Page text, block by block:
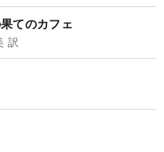
てのカフェ
訳